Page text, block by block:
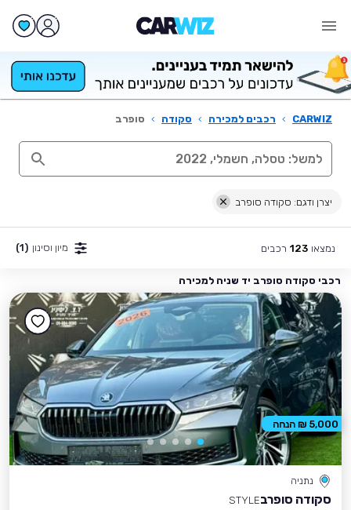
CARWIZ
› רכבים למכירה › סקודה › סופרב
יצרן ודגם: סקודה סופרב
נמצאו 123 רכבים מיון וסינון (1)
רכבי סקודה סופרב יד שניה למכירה
נתניה
סקודה סופרבSTYLE
5,000 ₪ הנחה